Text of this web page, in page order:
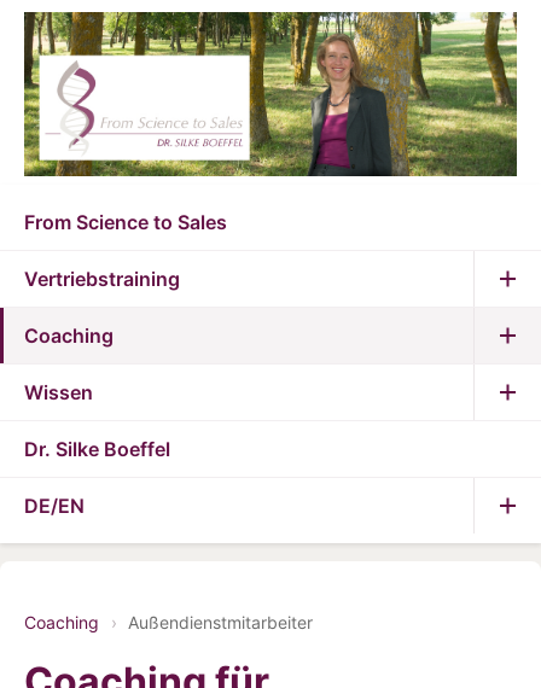
From Science to Sales
Vertriebstraining
Coaching
Wissen
Dr. Silke Boeffel
DE/EN
Coaching › Außendienstmitarbeiter